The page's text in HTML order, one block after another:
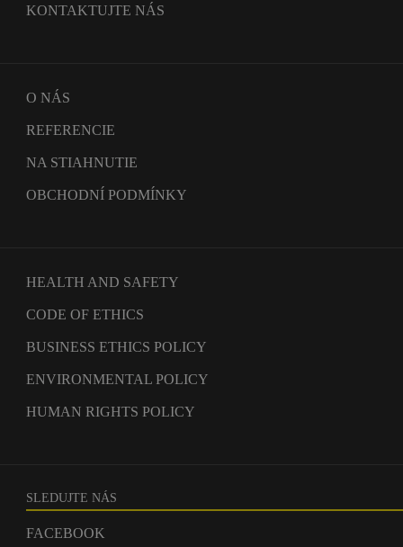
KONTAKTUJTE NÁS
O NÁS
REFERENCIE
NA STIAHNUTIE
OBCHODNÍ PODMÍNKY
HEALTH AND SAFETY
CODE OF ETHICS
BUSINESS ETHICS POLICY
ENVIRONMENTAL POLICY
HUMAN RIGHTS POLICY
SLEDUJTE NÁS
FACEBOOK